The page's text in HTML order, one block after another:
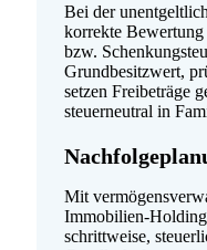
Bei der
korrekte
bzw.
Grundbesitzwert,
setzen Freibeträge
steuerneutral in
Mit
schrittweise,